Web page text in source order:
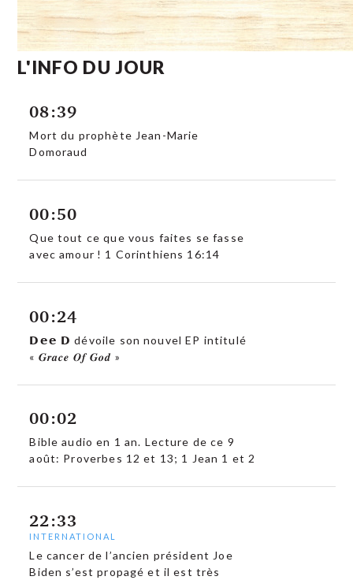
L'INFO DU JOUR
08:39
Mort du prophète Jean-Marie
Domoraud
00:50
Que tout ce que vous faites se fasse
avec amour ! 1 Corinthiens 16:14
00:24
𝗗𝗲𝗲 𝗗 dévoile son nouvel EP intitulé
« 𝑮𝒓𝒂𝒄𝒆 𝑶𝒇 𝑮𝒐𝒅 »
00:02
Bible audio en 1 an. Lecture de ce 9
août: Proverbes 12 et 13; 1 Jean 1 et 2
22:33
INTERNATIONAL
Le cancer de l’ancien président Joe
Biden s’est propagé et il est très